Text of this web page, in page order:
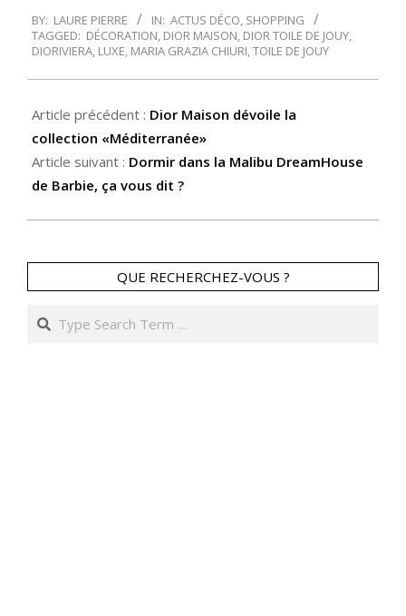
06-
26
BY: LAURE PIERRE IN: ACTUS DÉCO, SHOPPING
TAGGED: DÉCORATION, DIOR MAISON, DIOR TOILE DE JOUY,
DIORIVIERA, LUXE, MARIA GRAZIA CHIURI,TOILE DE JOUY
Article précédent : Dior Maison dévoile la
collection «Méditerranée»
Article suivant : Dormir dans la Malibu DreamHouse
de Barbie, ça vous dit ?
QUE RECHERCHEZ-VOUS ?
Search